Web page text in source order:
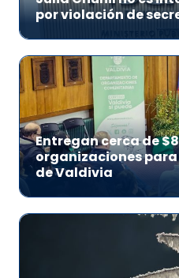
por violación de
Entregan cerca de
organizaciones
de Valdivia